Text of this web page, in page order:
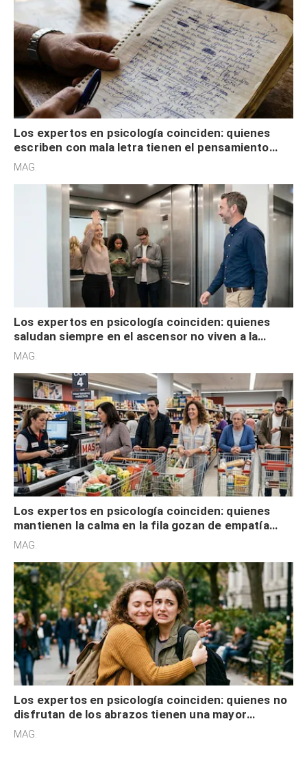
Los expertos en psicología coinciden: quienes
escriben con mala letra tienen el pensamiento
acelerado y no lo hacen por desinterés
MAG.
Los expertos en psicología coinciden: quienes
saludan siempre en el ascensor no viven a la
defensiva y tienen apertura social
MAG.
Los expertos en psicología coinciden: quienes
mantienen la calma en la fila gozan de empatía
cognitiva, gratitud y no solo tienen autocontrol
MAG.
Los expertos en psicología coinciden: quienes no
disfrutan de los abrazos tienen una mayor
sensibilidad a los estímulos físicos y no es por
MAG.